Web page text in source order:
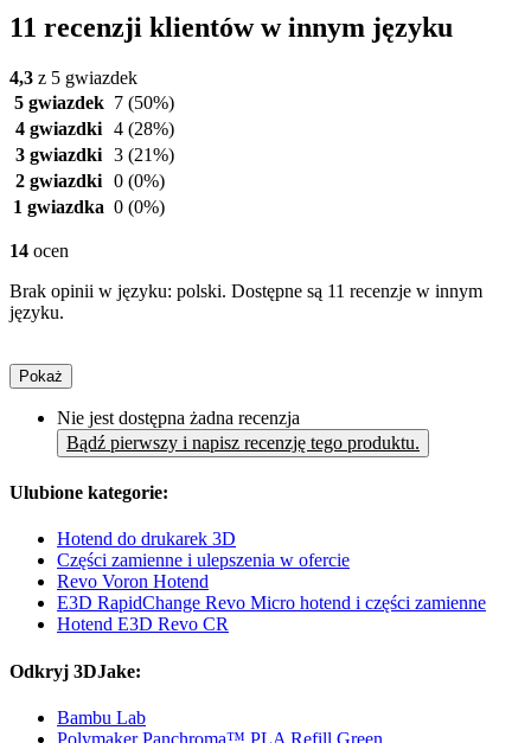
11 recenzji klientów w innym języku
4,3 z 5 gwiazdek
5 gwiazdek 7 (50%)
4 gwiazdki 4 (28%)
3 gwiazdki 3 (21%)
2 gwiazdki 0 (0%)
1 gwiazdka 0 (0%)
14 ocen
Brak opinii w języku: polski. Dostępne są 11 recenzje w innym
języku.
Pokaż
Nie jest dostępna żadna recenzja
Bądź pierwszy i napisz recenzję tego produktu.
Ulubione kategorie:
Hotend do drukarek 3D
Części zamienne i ulepszenia w ofercie
Revo Voron Hotend
E3D RapidChange Revo Micro hotend i części zamienne
Hotend E3D Revo CR
Odkryj 3DJake:
Bambu Lab
Polymaker Panchroma™ PLA Refill Green